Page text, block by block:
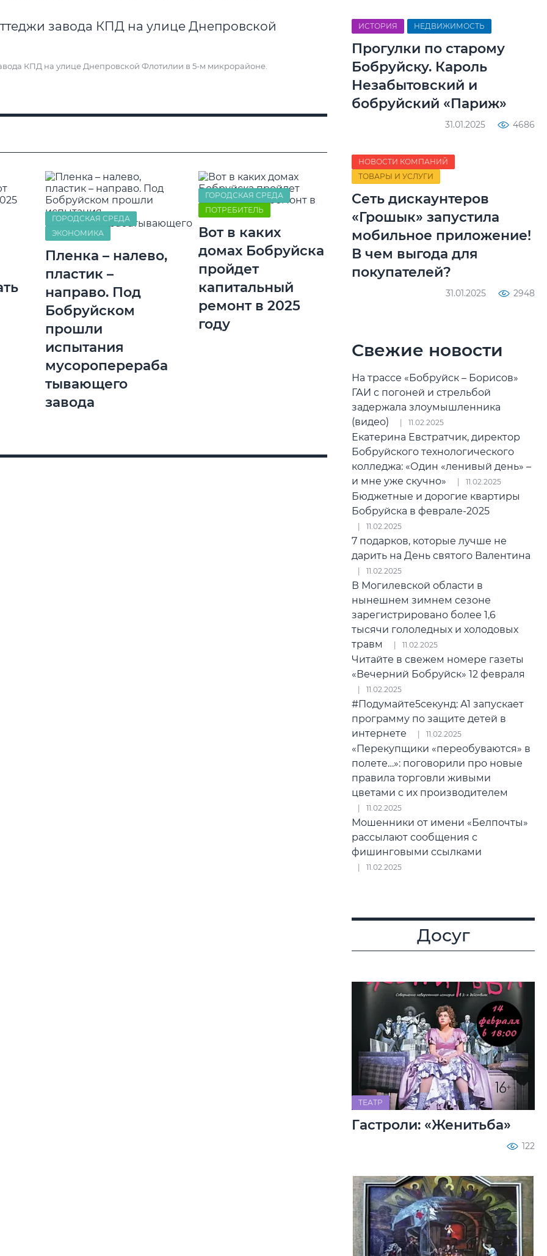
КПД на улице Днепровской Флотилии в 5-м микрорайоне.
ГОРОДСКАЯ СРЕДА
ЭКОНОМИКА
Пленка – налево,
пластик –
направо. Под
Бобруйском
прошли
испытания
мусороперераба
тывающего
завода
ГОРОДСКАЯ СРЕДА
ПОТРЕБИТЕЛЬ
Вот в каких
домах Бобруйска
пройдет
капитальный
ремонт в 2025
году
ИСТОРИЯ НЕДВИЖИМОСТЬ
Прогулки по старому
Бобруйску. Кароль
Незабытовский и
бобруйский «Париж»
31.01.2025 4686
НОВОСТИ КОМПАНИЙ
ТОВАРЫ И УСЛУГИ
Сеть дискаунтеров
«Грошык» запустила
мобильное приложение!
В чем выгода для
покупателей?
31.01.2025 2948
Свежие новости
На трассе «Бобруйск – Борисов»
ГАИ с погоней и стрельбой
задержала злоумышленника
(видео)
11.02.2025
Екатерина Евстратчик, директор
Бобруйского технологического
колледжа: «Один «ленивый день» –
и мне уже скучно»
11.02.2025
Бюджетные и дорогие квартиры
Бобруйска в феврале-2025
11.02.2025
7 подарков, которые лучше не
дарить на День святого Валентина
11.02.2025
В Могилевской области в
нынешнем зимнем сезоне
зарегистрировано более 1,6
тысячи гололедных и холодовых
травм
11.02.2025
Читайте в свежем номере газеты
«Вечерний Бобруйск» 12 февраля
11.02.2025
#Подумайте5секунд: А1 запускает
программу по защите детей в
интернете
11.02.2025
«Перекупщики «переобуваются» в
полете…»: поговорили про новые
правила торговли живыми
цветами с их производителем
11.02.2025
Мошенники от имени «Белпочты»
рассылают сообщения с
фишинговыми ссылками
11.02.2025
Досуг
ТЕАТР
Гастроли: «Женитьба»
122